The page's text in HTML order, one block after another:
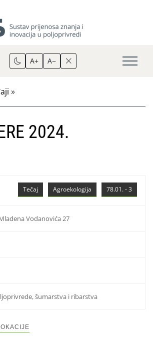
A+ A−
»
2024.
78.01. - 3
Agroekologija
Tečaj
Vodanovića 27
šumarstva i ribarstva